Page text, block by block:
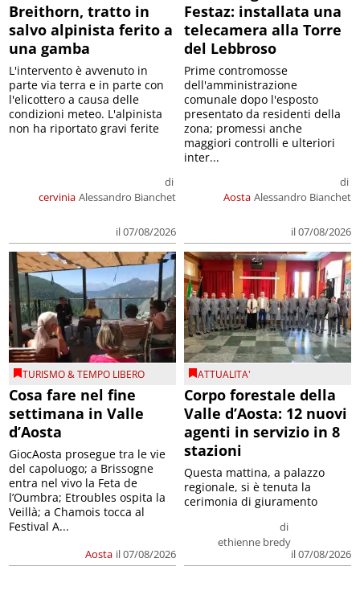
Breithorn, tratto in
salvo alpinista ferito a
una gamba
cervinia
di
Alessandro Bianchet
il 07/08/2026
L'intervento è avvenuto in
parte via terra e in parte con
l'elicottero a causa delle
condizioni meteo. L'alpinista
non ha riportato gravi ferite
Festaz: installata una
telecamera alla Torre
del Lebbroso
Aosta
di
Alessandro Bianchet
il 07/08/2026
Prime contromosse
dell'amministrazione
comunale dopo l'esposto
presentato da residenti della
zona; promessi anche
maggiori controlli e ulteriori
inter...
TURISMO & TEMPO LIBERO
Cosa fare nel fine
settimana in Valle
d’Aosta
Aosta il 07/08/2026
GiocAosta prosegue tra le vie
del capoluogo; a Brissogne
entra nel vivo la Feta de
l’Oumbra; Etroubles ospita la
Veillà; a Chamois tocca al
Festival A...
ATTUALITA'
Corpo forestale della
Valle d’Aosta: 12 nuovi
agenti in servizio in 8
stazioni
di
ethienne bredy
il 07/08/2026
Questa mattina, a palazzo
regionale, si è tenuta la
cerimonia di giuramento